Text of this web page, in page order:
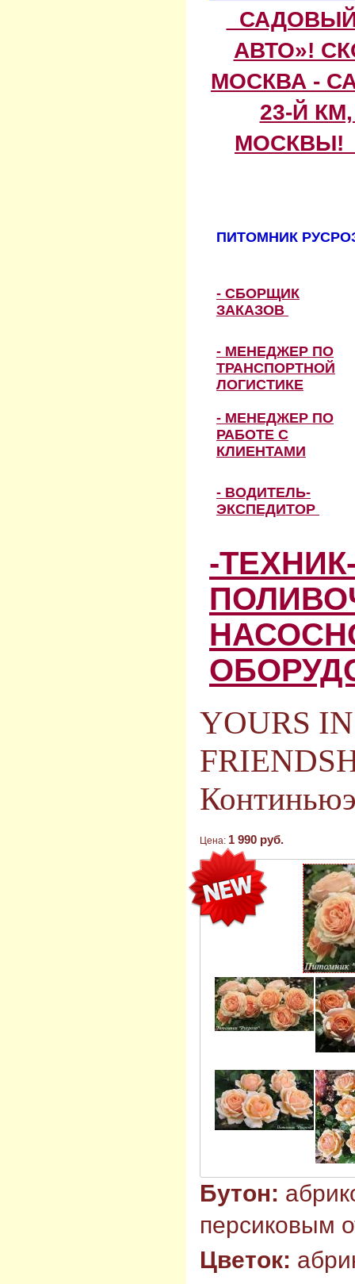
АВТО»!
МОСКВА -
23-Й
МОСКВЫ!
ПИТОМНИК
- СБОРЩИК
ЗАКАЗОВ
- МЕНЕДЖЕР ПО
ТРАНСПОРТНОЙ
ЛОГИСТИКЕ
- МЕНЕДЖЕР ПО
РАБОТЕ С
КЛИЕНТАМИ
- ВОДИТЕЛЬ-
ЭКСПЕДИТОР
-
YOURS
Цена: 1 990 руб.
Бутон:
персиковым
Цветок: